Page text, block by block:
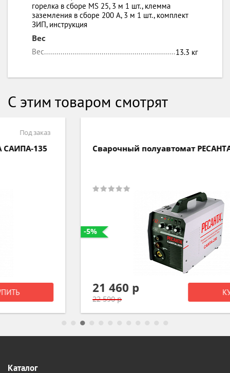
горелка в сборе MS 25, 3 м 1 шт., клемма
заземления в сборе 200 А, 3 м 1 шт., комплект
ЗИП, инструкция
Вес
Вес 13.3 кг
С этим товаром смотрят
Сварочный полуавтомат РЕСАНТА САИПА-200
21 460 р
Каталог